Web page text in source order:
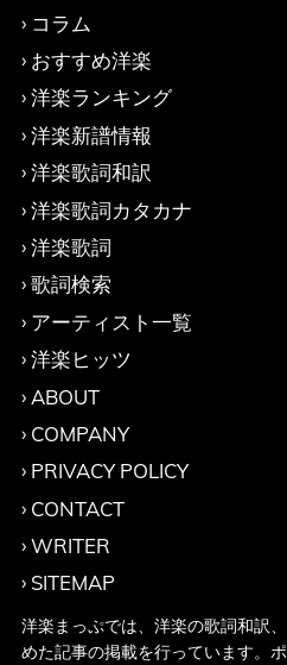
コラム
おすすめ洋楽
洋楽ランキング
洋楽新譜情報
洋楽歌詞和訳
洋楽歌詞カタカナ
洋楽歌詞
歌詞検索
アーティスト一覧
洋楽ヒッツ
ABOUT
COMPANY
PRIVACY POLICY
CONTACT
WRITER
SITEMAP
洋楽まっぷでは、洋楽の歌詞和訳
めた記事の掲載を行っています。